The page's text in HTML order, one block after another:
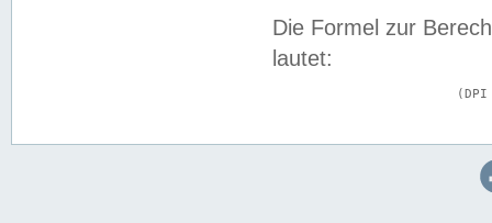
Die Formel zur
lautet: